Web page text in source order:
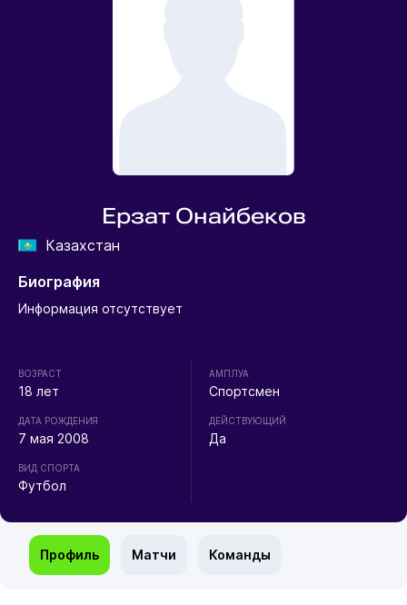
Ерзат Онайбеков
Казахстан
Биография
Информация отсутствует
ВОЗРАСТ
18 лет
ДАТА РОЖДЕНИЯ
7 мая 2008
ВИД СПОРТА
Футбол
АМПЛУА
Спортсмен
ДЕЙСТВУЮЩИЙ
Да
Профиль Матчи Команды